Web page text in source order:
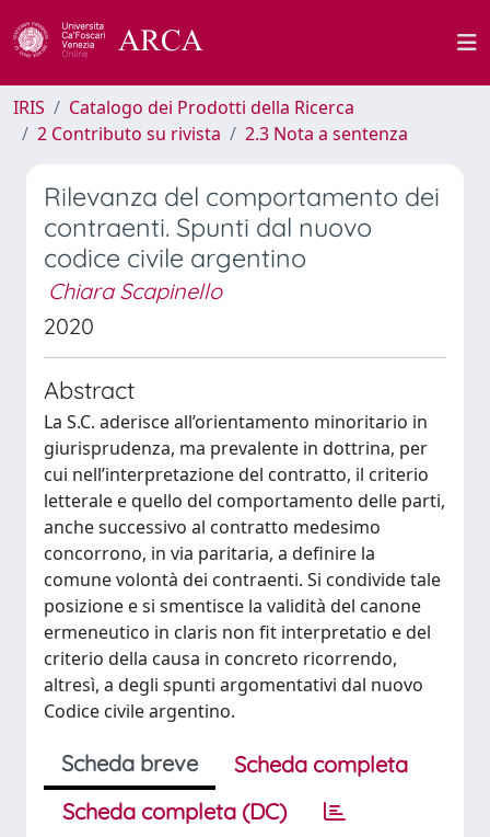
IRIS
Catalogo dei Prodotti della Ricerca
2 Contributo su rivista
2.3 Nota a sentenza
Rilevanza del comportamento dei
contraenti. Spunti dal nuovo
codice civile argentino
Chiara Scapinello
2020
Abstract
La S.C. aderisce all’orientamento minoritario in
giurisprudenza, ma prevalente in dottrina, per
cui nell’interpretazione del contratto, il criterio
letterale e quello del comportamento delle parti,
anche successivo al contratto medesimo
concorrono, in via paritaria, a definire la
comune volontà dei contraenti. Si condivide tale
posizione e si smentisce la validità del canone
ermeneutico in claris non fit interpretatio e del
criterio della causa in concreto ricorrendo,
altresì, a degli spunti argomentativi dal nuovo
Codice civile argentino.
Scheda breve
Scheda completa
Scheda completa (DC)